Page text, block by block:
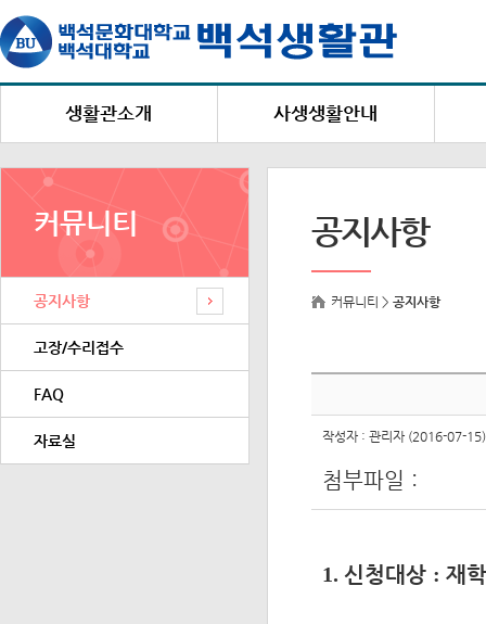
생활관소개
생활관장 인사말
설립목적 및 연혁
편의시설
건물별 주소 및 연락처
사생생활안내
생활안내
상점/벌점 안내
택배 및 우편물 수령안내
복지 및 편의시설
커뮤니티
공지사항
고장/수리접수
FAQ
자료실
공지사항
커뮤니티 > 공지사항
작성자 : 관리자 (2016-07-15)
첨부파일 :
1. 신청대상 : 재